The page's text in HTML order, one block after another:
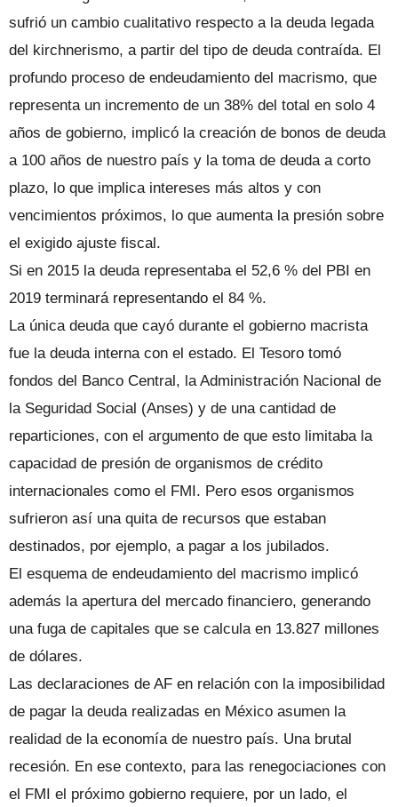
sufrió un cambio cualitativo respecto a la deuda legada
del kirchnerismo, a partir del tipo de deuda contraída. El
profundo proceso de endeudamiento del macrismo, que
representa un incremento de un 38% del total en solo 4
años de gobierno, implicó la creación de bonos de deuda
a 100 años de nuestro país y la toma de deuda a corto
plazo, lo que implica intereses más altos y con
vencimientos próximos, lo que aumenta la presión sobre
el exigido ajuste fiscal.
Si en 2015 la deuda representaba el 52,6 % del PBI en
2019 terminará representando el 84 %.
La única deuda que cayó durante el gobierno macrista
fue la deuda interna con el estado. El Tesoro tomó
fondos del Banco Central, la Administración Nacional de
la Seguridad Social (Anses) y de una cantidad de
reparticiones, con el argumento de que esto limitaba la
capacidad de presión de organismos de crédito
internacionales como el FMI. Pero esos organismos
sufrieron así una quita de recursos que estaban
destinados, por ejemplo, a pagar a los jubilados.
El esquema de endeudamiento del macrismo implicó
además la apertura del mercado financiero, generando
una fuga de capitales que se calcula en 13.827 millones
de dólares.
Las declaraciones de AF en relación con la imposibilidad
de pagar la deuda realizadas en México asumen la
realidad de la economía de nuestro país. Una brutal
recesión. En ese contexto, para las renegociaciones con
el FMI el próximo gobierno requiere, por un lado, el